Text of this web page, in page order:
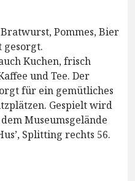
Pommes, Bier
gesorgt.
Kuchen, frisch
und Tee. Der
für ein gemütliches
Gespielt wird
Museumsgelände
Splitting rechts 56.